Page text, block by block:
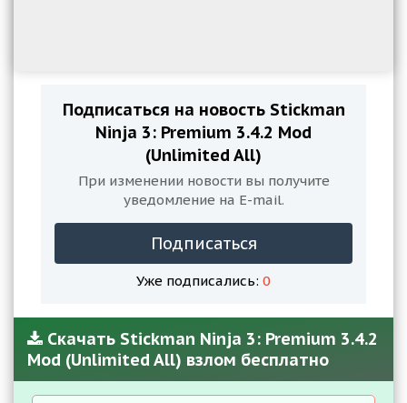
Подписаться на новость Stickman
Ninja 3: Premium 3.4.2 Mod
(Unlimited All)
При изменении новости вы получите
уведомление на E-mail.
Подписаться
Уже подписались: 0
Скачать Stickman Ninja 3: Premium 3.4.2
Mod (Unlimited All) взлом бесплатно